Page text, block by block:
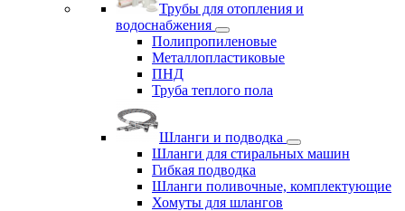
Трубы для отопления и
водоснабжения
Полипропиленовые
Металлопластиковые
ПНД
Труба теплого пола
Шланги и подводка
Шланги для стиральных машин
Гибкая подводка
Шланги поливочные, комплектующие
Хомуты для шлангов